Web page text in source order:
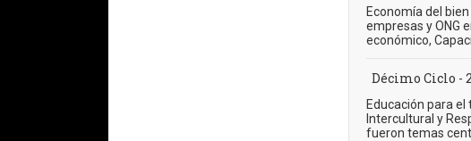
Economía del
empresas y ONG
económico,
Décimo Ciclo -
Educación para el
Intercultural y
fueron temas